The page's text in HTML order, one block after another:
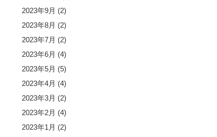
2023年9月 (2)
2023年8月 (2)
2023年7月 (2)
2023年6月 (4)
2023年5月 (5)
2023年4月 (4)
2023年3月 (2)
2023年2月 (4)
2023年1月 (2)